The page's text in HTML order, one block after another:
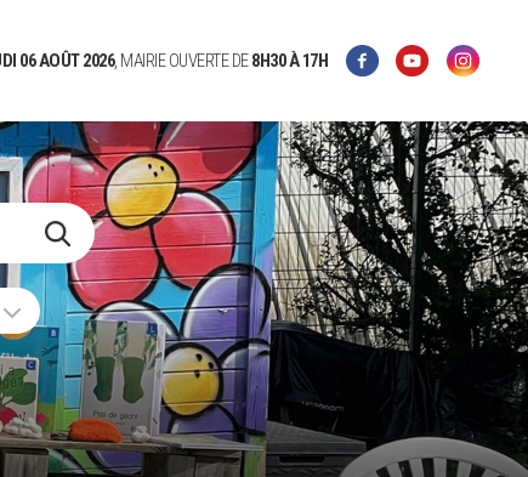
06 AOÛT 2026, MAIRIE OUVERTE DE8H30À 17H